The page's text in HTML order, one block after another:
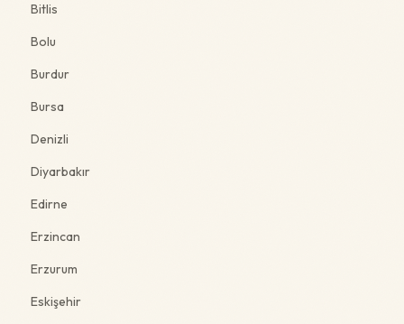
Bitlis
Bolu
Burdur
Bursa
Denizli
Diyarbakır
Edirne
Erzincan
Erzurum
Eskişehir